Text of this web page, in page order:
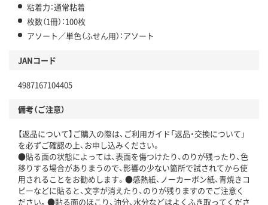
粘着力：通常粘着
枚数（1冊）：100枚
アソート／単色（ふせん用）：アソート
JANコード
4987167104405
備考（ご注意）
【返品について】ご購入の際は、ご利用ガイド「返品・交換について」
を必ずご確認の上、お申し込みください。
●貼る面の状態によっては、表面を傷つけたり、のりが残ったり、色
移りする場合がありまうので、影響の少ない箇所で試されてから使
用されることをお勧めします。●感熱紙、ノーカーボン紙、青焼きコ
ピーなどに貼ると、文字が消えたり、のりが残りますのでご注意く
ださい。●貼る面のほこり、油分、水分などはよくふき取ってくださ